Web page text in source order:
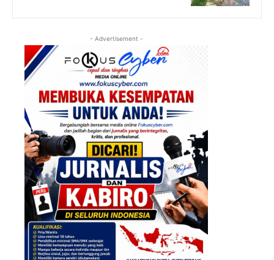
- Advertisement -